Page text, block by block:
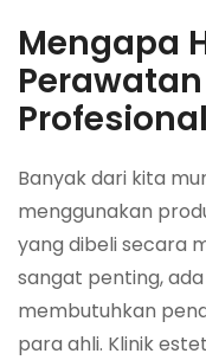
Mengapa
Banyak dari kita
menggunakan
yang dibeli secara
sangat penting,
membutuhkan
para ahli. Klinik